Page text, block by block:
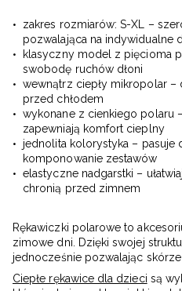
zakres rozmiarów: S-XL –
pozwalająca na indywidualne
klasyczny model z pięcioma
swobodę ruchów dłoni
wewnątrz ciepły mikropolar –
przed chłodem
wykonane z cienkiego polaru
zapewniają komfort cieplny
jednolita kolorystyka – pasuje
komponowanie zestawów
elastyczne nadgarstki –
chronią przed zimnem
Rękawiczki polarowe to
zimowe dni. Dzięki swojej
jednocześnie pozwalając
Ciepłe rękawice dla dzieci są